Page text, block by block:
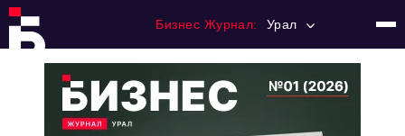
Бизнес Журнал: Урал